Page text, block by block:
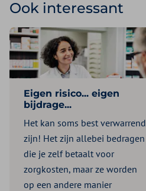
Ook interessant
Eigen risico... eigen
bijdrage...
Het kan soms best verwarrend
zijn! Het zijn allebei bedragen
die je zelf betaalt voor
zorgkosten, maar ze worden
op een andere manier